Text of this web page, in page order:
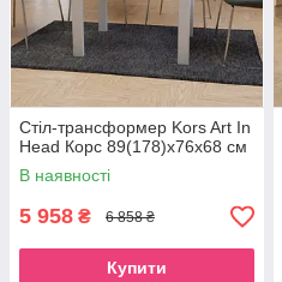
Стіл-трансформер Kors Art In
Head Корс 89(178)x76x68 см
В наявності
5 958 ₴ 6 858 ₴
Купити